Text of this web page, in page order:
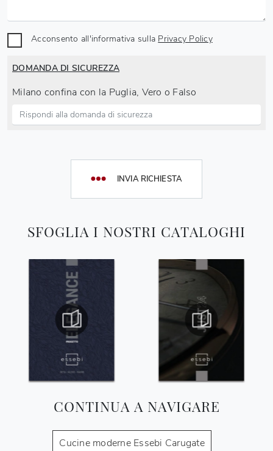
SFOGLIA I NOSTRI CATALOGHI
CONTINUA A NAVIGARE
Cucine moderne Essebi Carugate
Acconsento all'informativa sulla Privacy Policy
DOMANDA DI SICUREZZA
Milano confina con la Puglia, Vero o Falso
INVIA RICHIESTA